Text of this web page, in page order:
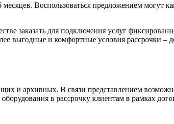
Воспользоваться предложением могут
заказать для подключения услуг
выгодные и комфортные условия рассрочки –
и архивных. В связи представлением
в рассрочку клиентам в рамках